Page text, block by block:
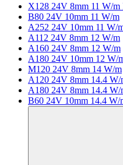
X128 24V 8mm 11 W/
B80 24V 10mm 11 W/m
A252 24V 10mm 11 W/
A112 24V 8mm 12 W/m
A160 24V 8mm 12 W/m
A180 24V 10mm 12 W/
M120 24V 8mm 14 W/m
A120 24V 8mm 14.4 W/
A180 24V 8mm 14.4 W/
B60 24V 10mm 14.4 W/